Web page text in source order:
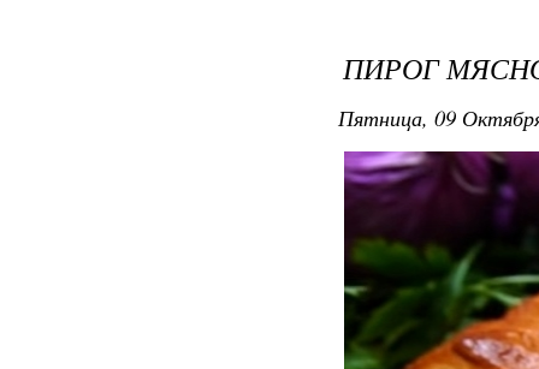
ПИРОГ
Пятница, 09